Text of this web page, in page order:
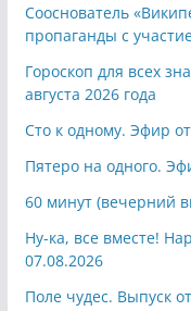
Сооснователь
пропаганды с
Гороскоп для всех
августа 2026 года
Сто к одному. Эфир
Пятеро на одного.
60 минут (вечерний
Ну-ка, все вместе!
07.08.2026
Поле чудес. Выпуск